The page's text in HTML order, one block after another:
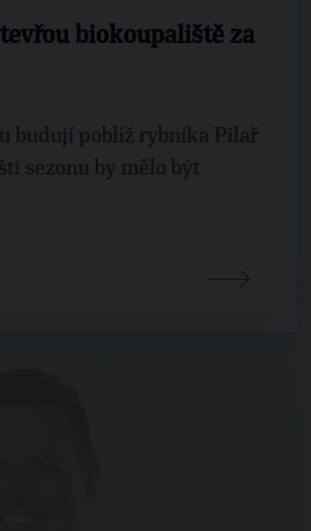
biokoupaliště za
budují poblíž rybníka Pilař
sezonu by mělo být